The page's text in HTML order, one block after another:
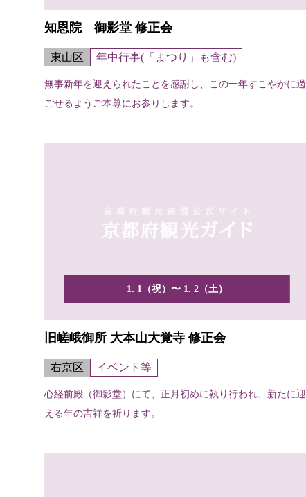
知恩院 御影堂 修正会
東山区 年中行事(「まつり」も含む)
無事新年を迎えられたことを感謝し、この一年すこやかに過
ごせるようご本尊にお参りします。
1. 1（祝）〜 1. 2（土）
旧嵯峨御所 大本山大覚寺 修正会
右京区 イベント等
心経前殿（御影堂）にて、正月初めに執り行われ、新たに迎
える年の吉祥を祈ります。